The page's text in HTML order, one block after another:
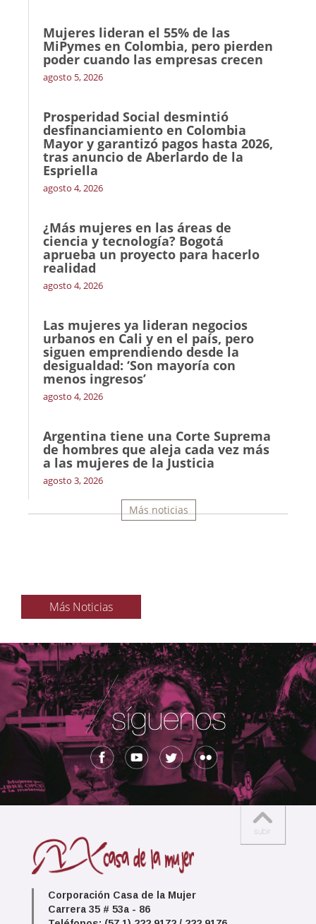
Mujeres lideran el 55% de las
MiPymes en Colombia, pero pierden
poder cuando las empresas crecen
agosto 5, 2026
Prosperidad Social desmintió
desfinanciamiento en Colombia
Mayor y garantizó pagos hasta 2026,
tras anuncio de Aberlardo de la
Espriella
agosto 4, 2026
¿Más mujeres en las áreas de
ciencia y tecnología? Bogotá
aprueba un proyecto para hacerlo
realidad
agosto 4, 2026
Las mujeres ya lideran negocios
urbanos en Cali y en el país, pero
siguen emprendiendo desde la
desigualdad: ‘Son mayoría con
menos ingresos’
agosto 4, 2026
Argentina tiene una Corte Suprema
de hombres que aleja cada vez más
a las mujeres de la Justicia
agosto 3, 2026
Más noticias
Más Noticias
Corporación Casa de la Mujer
Carrera 35 # 53a - 86